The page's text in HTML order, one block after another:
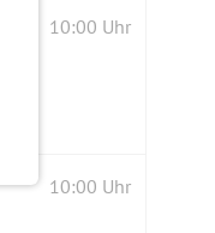
10:00 Uhr
10:00 Uhr